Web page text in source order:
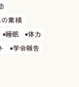
業績
睡眠
体力
学会報告